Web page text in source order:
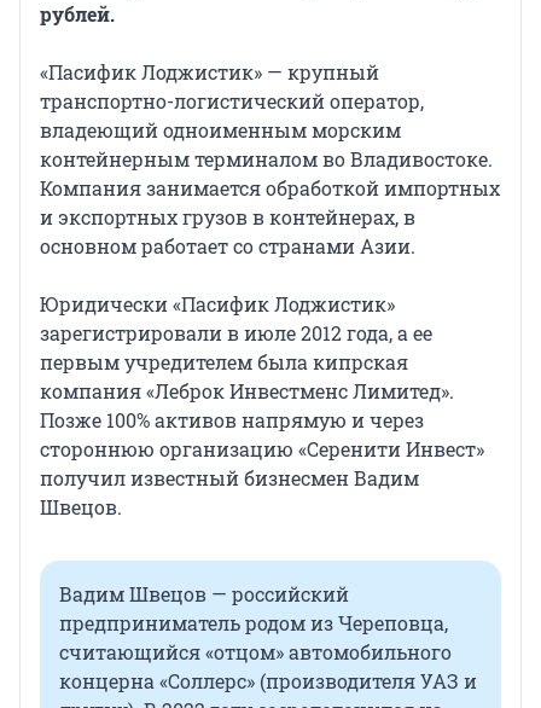
рублей.
«Пасифик Лоджистик» — крупный
транспортно-логистический оператор,
владеющий одноименным морским
контейнерным терминалом во Владивостоке.
Компания занимается обработкой импортных
и экспортных грузов в контейнерах, в
основном работает со странами Азии.
Юридически «Пасифик Лоджистик»
зарегистрировали в июле 2012 года, а ее
первым учредителем была кипрская
компания «Леброк Инвестменс Лимитед».
Позже 100% активов напрямую и через
стороннюю организацию «Серенити Инвест»
получил известный бизнесмен Вадим
Швецов.
Вадим Швецов — российский
предприниматель родом из Череповца,
считающийся «отцом» автомобильного
концерна «Соллерс» (производителя УАЗ и